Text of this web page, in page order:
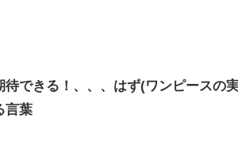
できる！、、、はず(ワンピースの
言葉